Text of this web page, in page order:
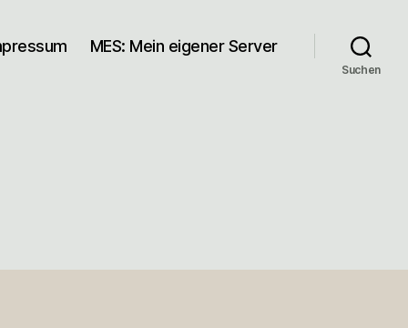
MES: Mein eigener Server
Suchen